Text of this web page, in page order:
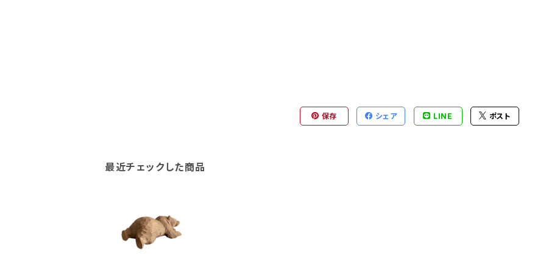
保存 シェア LINE ポスト
最近チェックした商品